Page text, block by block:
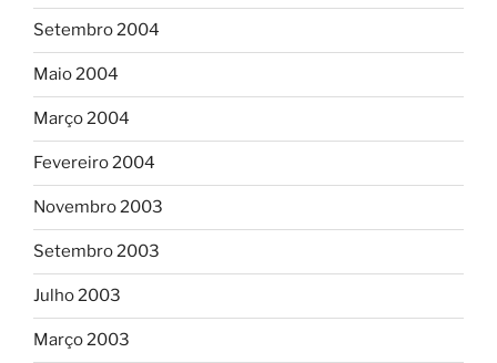
Setembro 2004
Maio 2004
Março 2004
Fevereiro 2004
Novembro 2003
Setembro 2003
Julho 2003
Março 2003